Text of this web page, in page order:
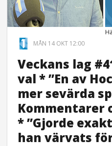
MÅN 14 OKT 12:00
Veckans lag
val * ”En av
mer sevärda
Kommentarer
* ”Gjorde
han värvats